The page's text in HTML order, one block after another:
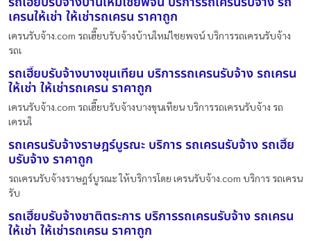
เครนให้เช่า ให้เช่ารถเครน ราคาถูก
เครนรับจ้าง.com รถเฮี๊ยบรับจ้างบ้านใหม่ไชยพจน์ บริการรถเครนรับจ้าง
รถเ
รถเฮี๊ยบรับจ้างบางขุนเทียน บริการรถเครนรับจ้าง รถเครน
ให้เช่า ให้เช่ารถเครน ราคาถูก
เครนรับจ้าง.com รถเฮี๊ยบรับจ้างบางขุนเทียน บริการรถเครนรับจ้าง รถ
เครนใ
รถเครนรับจ้างราษฎร์บูรณะ บริการ รถเครนรับจ้าง รถเฮี๊ย
บรับจ้าง ราคาถูก
รถเครนรับจ้างราษฎร์บูรณะ ให้บริการโดย เครนรับจ้าง.com บริการ รถเครน
รับ
รถเฮี๊ยบรับจ้างชาติตระการ บริการรถเครนรับจ้าง รถเครน
ให้เช่า ให้เช่ารถเครน ราคาถูก